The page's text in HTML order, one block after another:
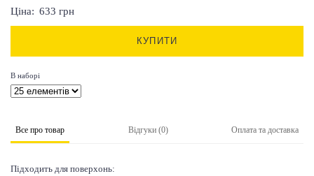
Ціна: 633 грн
КУПИТИ
В наборі
Все про товар Відгуки (0) Оплата та доставка
Підходить для поверхонь: